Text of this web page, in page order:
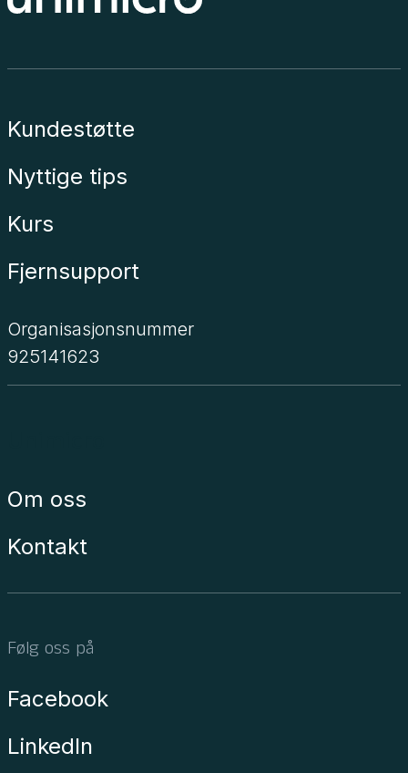
Kundestøtte
Nyttige tips
Kurs
Fjernsupport
Organisasjonsnummer
925141623
Om oss
Kontakt
Følg oss på
Facebook
LinkedIn